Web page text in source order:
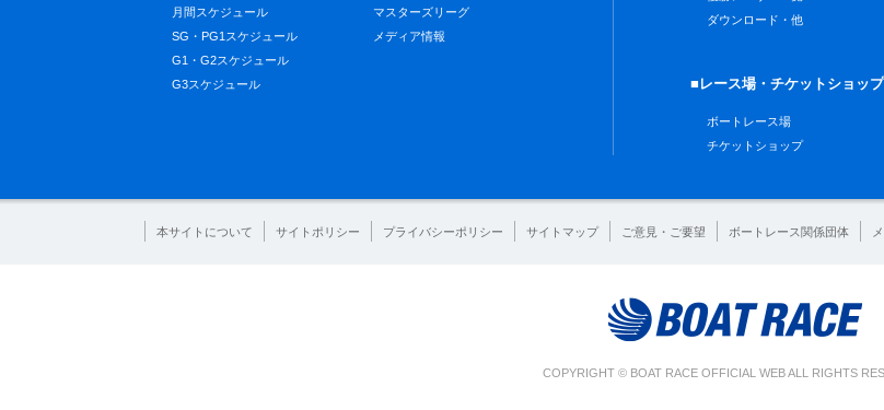
月間スケジュール
SG・PG1スケジュール
G1・G2スケジュール
G3スケジュール
マスターズリーグ
メディア情報
ダウンロード・他
■レース場・チケットショップ
ボートレース場
チケットショップ
本サイトについて サイトポリシー プライバシーポリシー サイトマップ ご意見・ご要望 ボートレース関係団体
COPYRIGHT © BOAT RACE OFFICIAL WEB ALL RIGHTS